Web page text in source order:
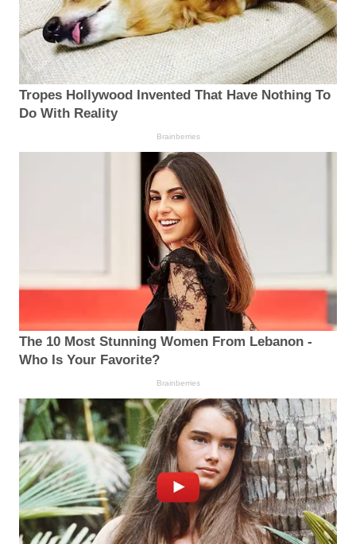
Tropes Hollywood Invented That Have Nothing To
Do With Reality
Brainberries
The 10 Most Stunning Women From Lebanon -
Who Is Your Favorite?
Brainberries